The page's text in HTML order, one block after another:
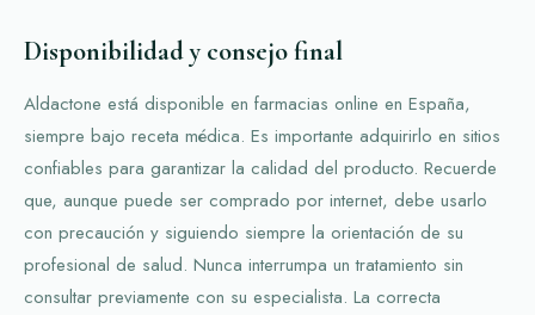
Disponibilidad y consejo final
Aldactone está disponible en farmacias online en España,
siempre bajo receta médica. Es importante adquirirlo en sitios
confiables para garantizar la calidad del producto. Recuerde
que, aunque puede ser comprado por internet, debe usarlo
con precaución y siguiendo siempre la orientación de su
profesional de salud. Nunca interrumpa un tratamiento sin
consultar previamente con su especialista. La correcta